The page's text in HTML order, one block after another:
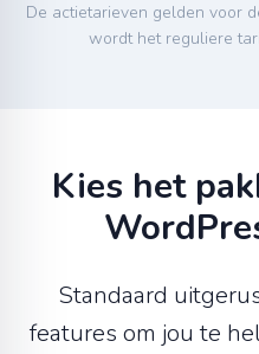
De actietarieven gelden voor
wordt het reguliere
Kies het
Standaard
features om jou te